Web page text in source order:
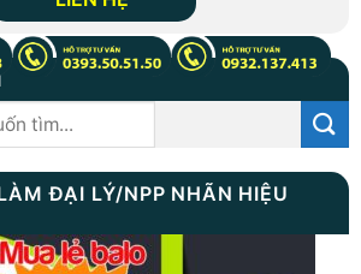
ĐẠI LÝ/NPP NHÃN HIỆU